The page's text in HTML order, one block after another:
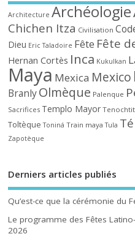
Architecture Archéologie
Chichen Itza Civilisation
Dieu Eric Taladoire Fête Fête
Hernan Cortès Inca Kukulkan
Maya Mexica Mexico
BranlyOlmèque Palenque
Sacrifices Templo Mayor
Toltèque Toniná Train maya Tula
Zapotèque
Derniers articles publiés
Qu’est-ce que la cérémonie du
Le programme des Fêtes
2026